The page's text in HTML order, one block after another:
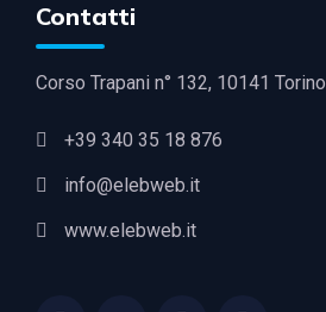
Contatti
Corso Trapani n° 132, 10141 Torino
+39 340 35 18 876
info@elebweb.it
www.elebweb.it